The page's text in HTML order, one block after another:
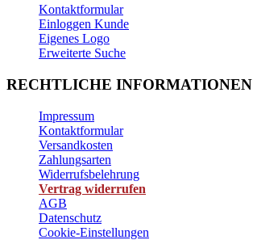
Kontaktformular
Einloggen Kunde
Eigenes Logo
Erweiterte Suche
RECHTLICHE INFORMATIONEN
Impressum
Kontaktformular
Versandkosten
Zahlungsarten
Widerrufsbelehrung
Vertrag widerrufen
AGB
Datenschutz
Cookie-Einstellungen